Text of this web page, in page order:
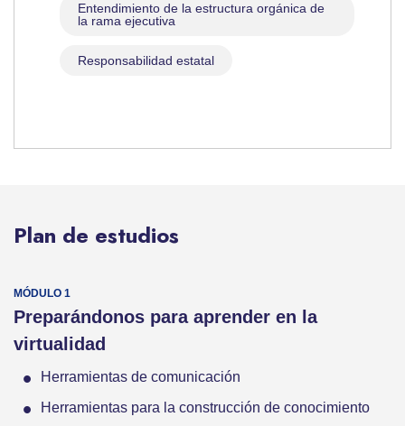
Entendimiento de la estructura orgánica de
la rama ejecutiva
Responsabilidad estatal
Plan de estudios
Preparándonos para aprender en la
virtualidad
Herramientas de comunicación
Herramientas para la construcción de conocimiento